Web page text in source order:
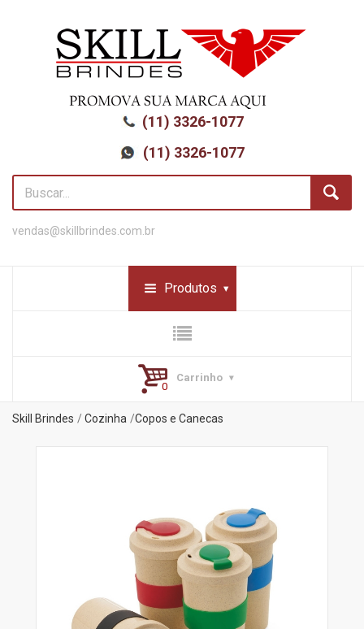
(11) 3326-1077
(11) 3326-1077
vendas@skillbrindes.com.br
Produtos
Carrinho
Skill Brindes Cozinha Copos e Canecas